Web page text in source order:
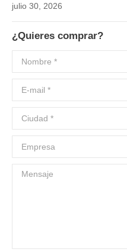
julio 30, 2026
¿Quieres comprar?
Nombre *
E-mail *
Ciudad *
Empresa
Mensaje